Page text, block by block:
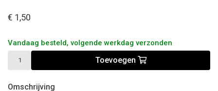
€ 1,50
Vandaag besteld, volgende werkdag verzonden
Toevoegen
Omschrijving